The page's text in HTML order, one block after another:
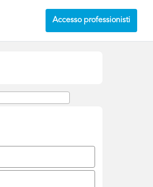
Accesso professionisti